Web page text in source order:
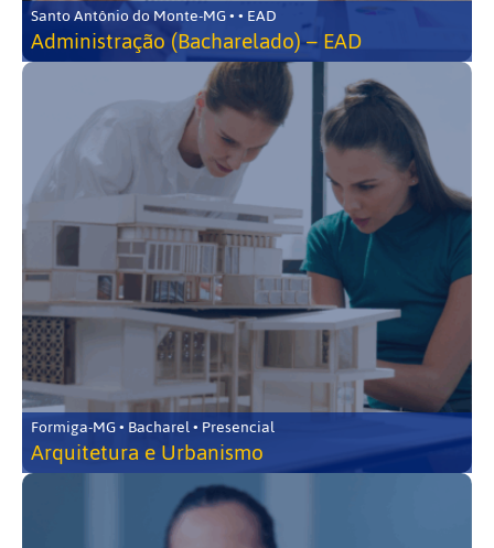
Santo Antônio do Monte-MG • • EAD
Administração (Bacharelado) – EAD
Formiga-MG • Bacharel • Presencial
Arquitetura e Urbanismo